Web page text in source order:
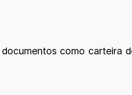
como carteira